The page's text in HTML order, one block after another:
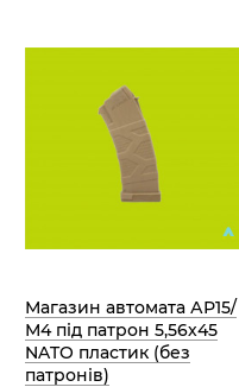
Магазин автомата АР15/
М4 під патрон 5,56х45
NATO пластик (без
патронів)